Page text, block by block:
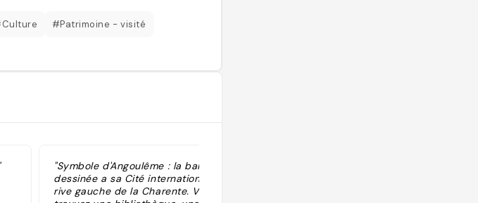
#Patrimoine - visité
"Symbole d'Angoulême : la bande
dessinée a sa Cité internationale,
rive gauche de la Charente. Vous y